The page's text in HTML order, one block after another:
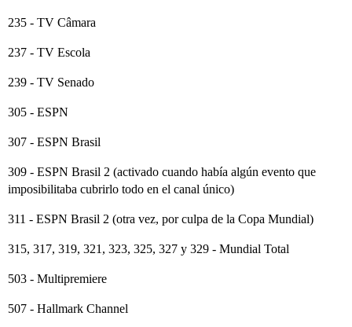
235 - TV Câmara
237 - TV Escola
239 - TV Senado
305 - ESPN
307 - ESPN Brasil
309 - ESPN Brasil 2 (activado cuando había algún evento que
imposibilitaba cubrirlo todo en el canal único)
311 - ESPN Brasil 2 (otra vez, por culpa de la Copa Mundial)
315, 317, 319, 321, 323, 325, 327 y 329 - Mundial Total
503 - Multipremiere
507 - Hallmark Channel